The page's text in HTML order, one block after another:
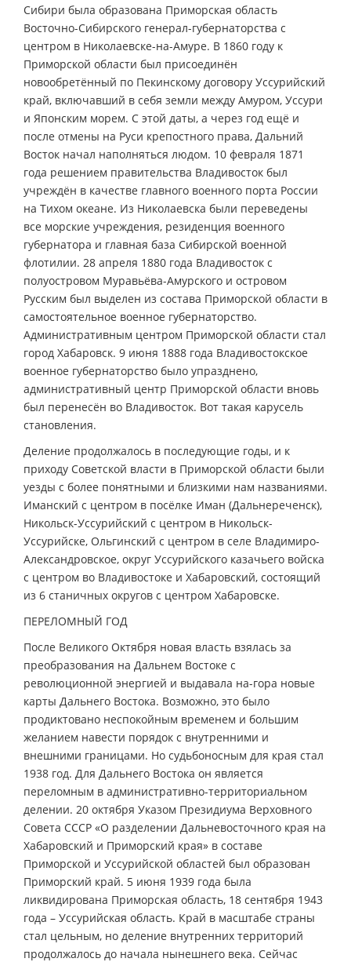
Сибири была образована Приморская область
Восточно-Сибирского генерал-губернаторства с
центром в Николаевске-на-Амуре. В 1860 году к
Приморской области был присоединён
новообретённый по Пекинскому договору Уссурийский
край, включавший в себя земли между Амуром, Уссури
и Японским морем. С этой даты, а через год ещё и
после отмены на Руси крепостного права, Дальний
Восток начал наполняться людом. 10 февраля 1871
года решением правительства Владивосток был
учреждён в качестве главного военного порта России
на Тихом океане. Из Николаевска были переведены
все морские учреждения, резиденция военного
губернатора и главная база Сибирской военной
флотилии. 28 апреля 1880 года Владивосток с
полуостровом Муравьёва-Амурского и островом
Русским был выделен из состава Приморской области в
самостоятельное военное губернаторство.
Административным центром Приморской области стал
город Хабаровск. 9 июня 1888 года Владивостокское
военное губернаторство было упразднено,
административный центр Приморской области вновь
был перенесён во Владивосток. Вот такая карусель
становления.
Деление продолжалось в последующие годы, и к
приходу Советской власти в Приморской области были
уезды с более понятными и близкими нам названиями.
Иманский с центром в посёлке Иман (Дальнереченск),
Никольск-Уссурийский с центром в Никольск-
Уссурийске, Ольгинский с центром в селе Владимиро-
Александровское, округ Уссурийского казачьего войска
с центром во Владивостоке и Хабаровский, состоящий
из 6 станичных округов с центром Хабаровске.
ПЕРЕЛОМНЫЙ ГОД
После Великого Октября новая власть взялась за
преобразования на Дальнем Востоке с
революционной энергией и выдавала на-гора новые
карты Дальнего Востока. Возможно, это было
продиктовано неспокойным временем и большим
желанием навести порядок с внутренними и
внешними границами. Но судьбоносным для края стал
1938 год. Для Дальнего Востока он является
переломным в административно-территориальном
делении. 20 октября Указом Президиума Верховного
Совета СССР «О разделении Дальневосточного края на
Хабаровский и Приморский края» в составе
Приморской и Уссурийской областей был образован
Приморский край. 5 июня 1939 года была
ликвидирована Приморская область, 18 сентября 1943
года – Уссурийская область. Край в масштабе страны
стал цельным, но деление внутренних территорий
продолжалось до начала нынешнего века. Сейчас